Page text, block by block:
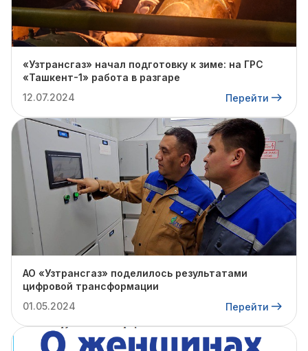
«Узтрансгаз» начал подготовку к зиме: на ГРС
«Ташкент-1» работа в разгаре
12.07.2024
Перейти
АО «Узтрансгаз» поделилось результатами
цифровой трансформации
01.05.2024
Перейти